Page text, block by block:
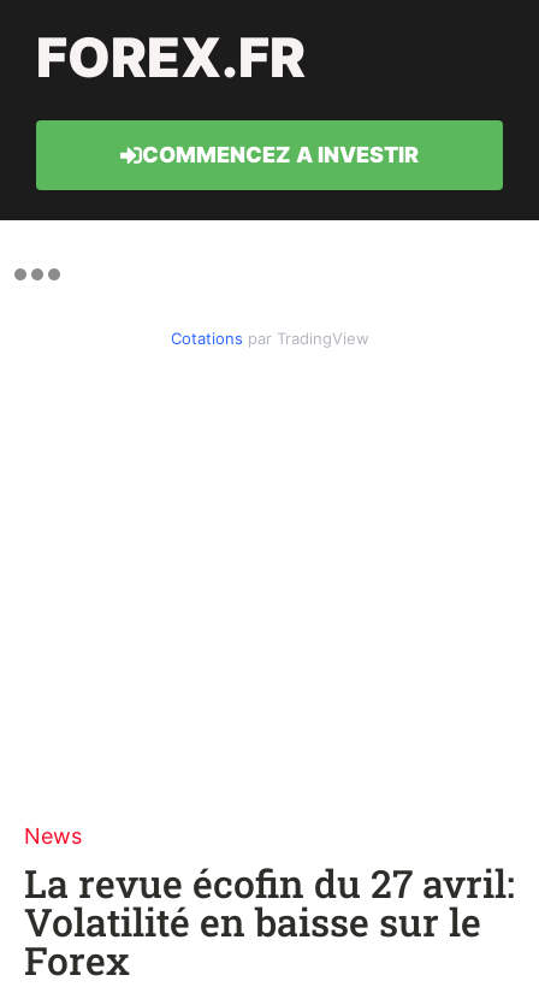
FOREX.FR
COMMENCEZ A INVESTIR
Cotations par TradingView
News
La revue écofin du 27 avril:
Volatilité en baisse sur le
Forex